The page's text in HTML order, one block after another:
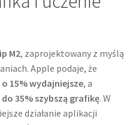
M2, zaprojektowany z myślą
Apple podaje, że
15% wydajniejsze, a
do 35% szybszą grafikę. W
działanie aplikacji